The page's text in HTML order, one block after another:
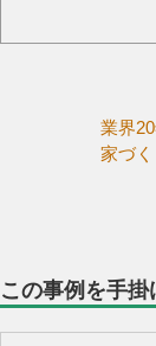
業界
家づ
この事例を手